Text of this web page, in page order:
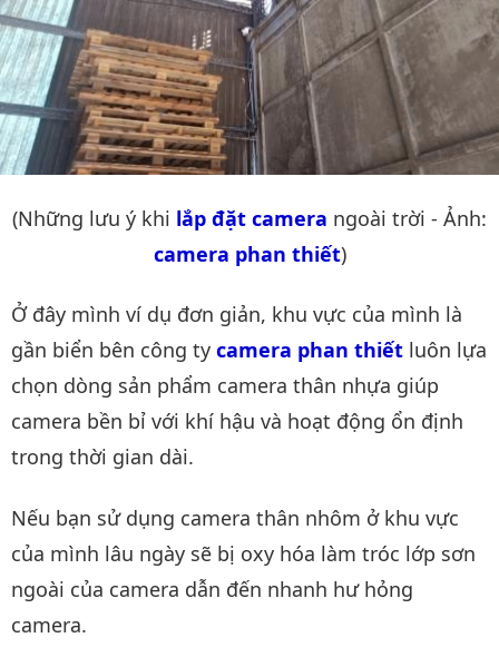
(Những lưu ý khi lắp đặt camera ngoài trời - Ảnh:
camera phan thiết)
Ở đây mình ví dụ đơn giản, khu vực của mình là
gần biển bên công ty camera phan thiết luôn lựa
chọn dòng sản phẩm camera thân nhựa giúp
camera bền bỉ với khí hậu và hoạt động ổn định
trong thời gian dài.
Nếu bạn sử dụng camera thân nhôm ở khu vực
của mình lâu ngày sẽ bị oxy hóa làm tróc lớp sơn
ngoài của camera dẫn đến nhanh hư hỏng
camera.